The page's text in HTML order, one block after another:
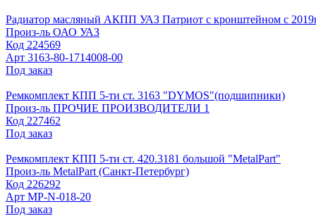
Радиатор масляный АКПП УАЗ Патриот с кронштейном с
Произ-ль ОАО УАЗ
Код 224569
Арт 3163-80-1714008-00
Под заказ
Ремкомплект КПП 5-ти ст. 3163 "DYMOS"(подшипники)
Произ-ль ПРОЧИЕ ПРОИЗВОДИТЕЛИ 1
Код 227462
Под заказ
Ремкомплект КПП 5-ти ст. 420.3181 большой "MetalPart"
Произ-ль MetalPart (Санкт-Петербург)
Код 226292
Арт МР-N-018-20
Под заказ